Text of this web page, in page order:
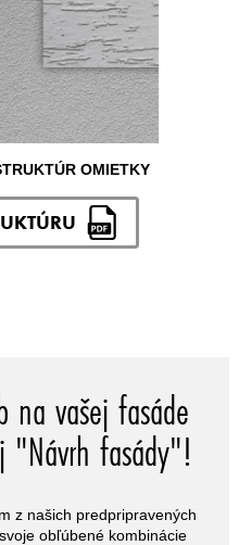
OMIETKY
na vašej fasáde
"Návrh fasády"!
z našich predpripravených
obľúbené kombinácie